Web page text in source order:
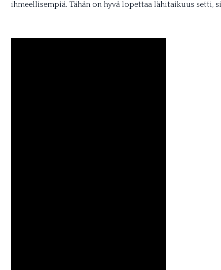
ihmeellisempiä. Tähän on hyvä lopettaa lähitaikuus setti,